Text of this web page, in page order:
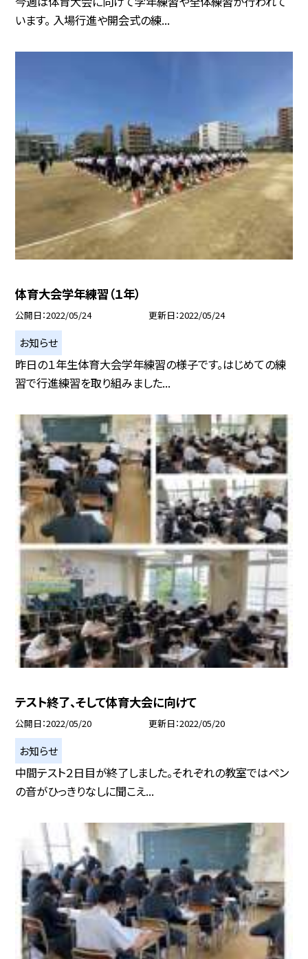
います。 入場行進や開会式の練...
体育大会学年練習（１年）
公開日 2022/05/24 更新日 2022/05/24
お知らせ
昨日の１年生体育大会学年練習の様子です。はじめての練
習で行進練習を取り組みました...
テスト終了、そして体育大会に向けて
公開日 2022/05/20 更新日 2022/05/20
お知らせ
中間テスト２日目が終了しました。それぞれの教室ではペン
の音がひっきりなしに聞こえ...